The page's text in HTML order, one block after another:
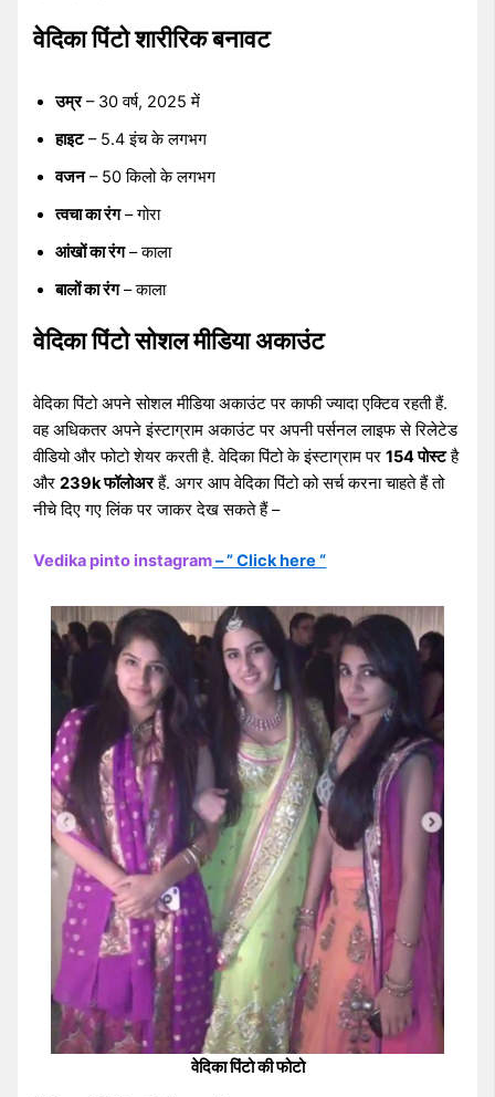
वेदिका पिंटो शारीरिक बनावट
उम्र– 30 वर्ष, 2025 में
हाइट– 5.4 इंच के लगभग
वजन– 50 किलो के लगभग
त्वचा का रंग– गोरा
आंखों का रंग– काला
बालों का रंग– काला
वेदिका पिंटो सोशल मीडिया अकाउंट
वेदिका पिंटो अपने सोशल मीडिया अकाउंट पर काफी ज्यादा एक्टिव रहती हैं.
वह अधिकतर अपने इंस्टाग्राम अकाउंट पर अपनी पर्सनल लाइफ से रिलेटेड
वीडियो और फोटो शेयर करती है. वेदिका पिंटो के इंस्टाग्राम पर154 पोस्टहै
और239k फॉलोअरहैं. अगर आप वेदिका पिंटो को सर्च करना चाहते हैं तो
नीचे दिए गए लिंक पर जाकर देख सकते हैं –
Vedika pinto instagram– ” Click here “
वेदिका पिंटो की फोटो